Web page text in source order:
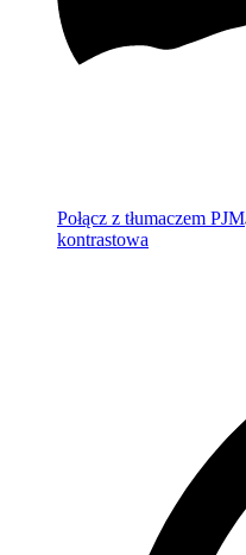
Połącz z tłumaczem PJM
kontrastowa